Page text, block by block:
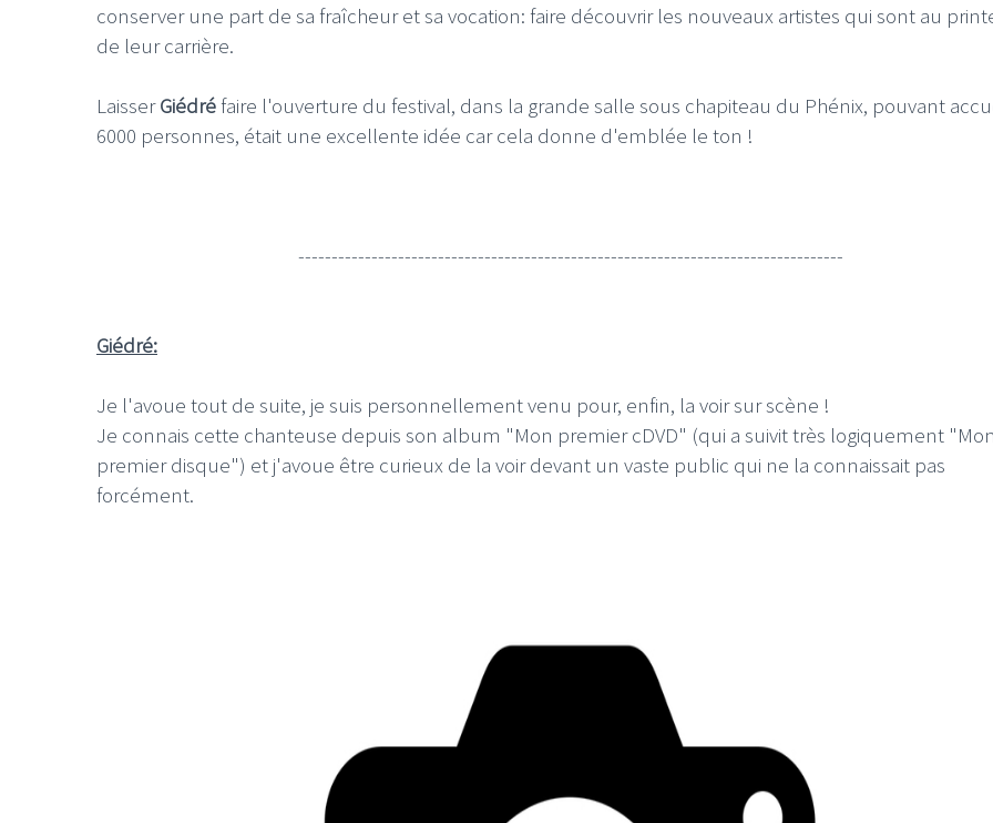
conserver une part de sa fraîcheur et sa vocation: faire découvrir les nouveaux artistes qui sont au
de leur carrière.
LaisserGiédréfaire l'ouverture du festival, dans la grande salle sous chapiteau du Phénix, pouvant
6000 personnes, était une excellente idée car cela donne d'emblée le ton !
----------------------------------------------------------------------------------
Giédré:
Je l'avoue tout de suite, je suis personnellement venu pour, enfin, la voir sur scène !
Je connais cette chanteuse depuis son album "Mon premier cDVD" (qui a suivit très logiquement "Mon
premier disque") et j'avoue être curieux de la voir devant un vaste public qui ne la connaissait pas
forcément.
LE GROS RIFFIFI
LE GROS RIFFIFI –
Christmas Riffifi 2025 !!!